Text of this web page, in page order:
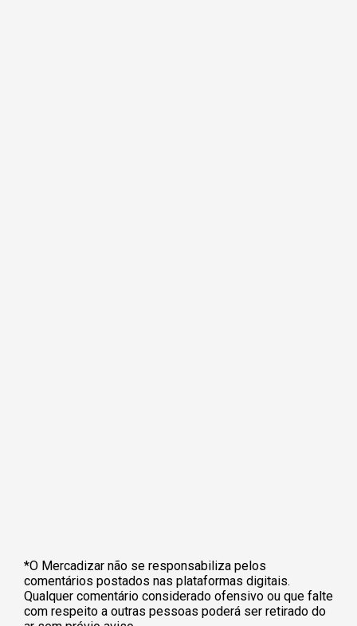
*O Mercadizar não se responsabiliza pelos
comentários postados nas plataformas digitais.
Qualquer comentário considerado ofensivo ou que falte
com respeito a outras pessoas poderá ser retirado do